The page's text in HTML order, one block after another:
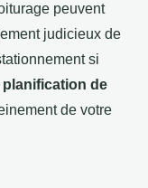
peuvent
judicieux de
si
planification de
de votre